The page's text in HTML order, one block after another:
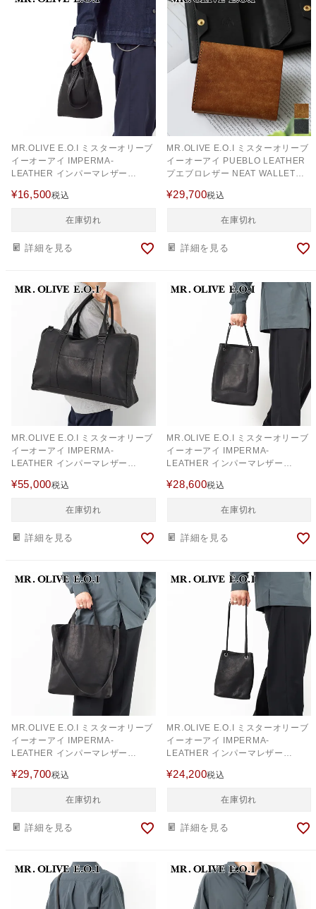
MR.OLIVE E.O.I ミスターオリーブ
イーオーアイ IMPERMA-
LEATHER インパーマレザー
¥16,500税込
在庫切れ
詳細を見る
MR.OLIVE E.O.I ミスターオリーブ
イーオーアイ PUEBLO LEATHER
プエブロレザー NEAT WALLET
¥29,700税込
在庫切れ
詳細を見る
MR.OLIVE E.O.I ミスターオリーブ
イーオーアイ IMPERMA-
LEATHER インパーマレザー
¥55,000税込
在庫切れ
詳細を見る
MR.OLIVE E.O.I ミスターオリーブ
イーオーアイ IMPERMA-
LEATHER インパーマレザー
¥28,600税込
在庫切れ
詳細を見る
MR.OLIVE E.O.I ミスターオリーブ
イーオーアイ IMPERMA-
LEATHER インパーマレザー
¥29,700税込
在庫切れ
詳細を見る
MR.OLIVE E.O.I ミスターオリーブ
イーオーアイ IMPERMA-
LEATHER インパーマレザー
ME653
¥24,200税込
在庫切れ
詳細を見る